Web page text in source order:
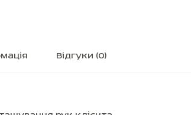
Відгуки (0)